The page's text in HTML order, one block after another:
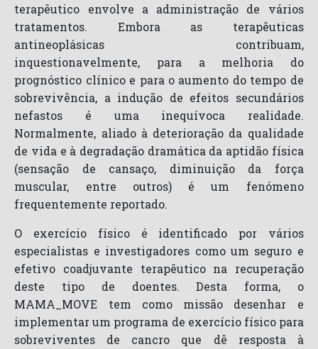
terapêutico envolve a administração de vários
tratamentos. Embora as terapêuticas
antineoplásicas contribuam,
inquestionavelmente, para a melhoria do
prognóstico clínico e para o aumento do tempo de
sobrevivência, a indução de efeitos secundários
nefastos é uma inequívoca realidade.
Normalmente, aliado à deterioração da qualidade
de vida e à degradação dramática da aptidão física
(sensação de cansaço, diminuição da força
muscular, entre outros) é um fenómeno
frequentemente reportado.
O exercício físico é identificado por vários
especialistas e investigadores como um seguro e
efetivo coadjuvante terapêutico na recuperação
deste tipo de doentes. Desta forma, o
MAMA_MOVE tem como missão desenhar e
implementar um programa de exercício físico para
sobreviventes de cancro que dê resposta à